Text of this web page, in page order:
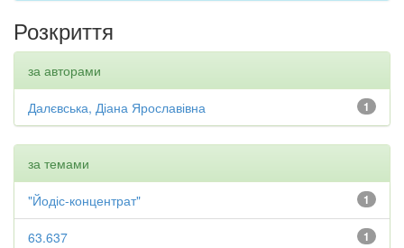
Розкриття
за авторами
1
Далєвська, Діана Ярославівна
за темами
1
"Йодіс-концентрат"
1
63.637